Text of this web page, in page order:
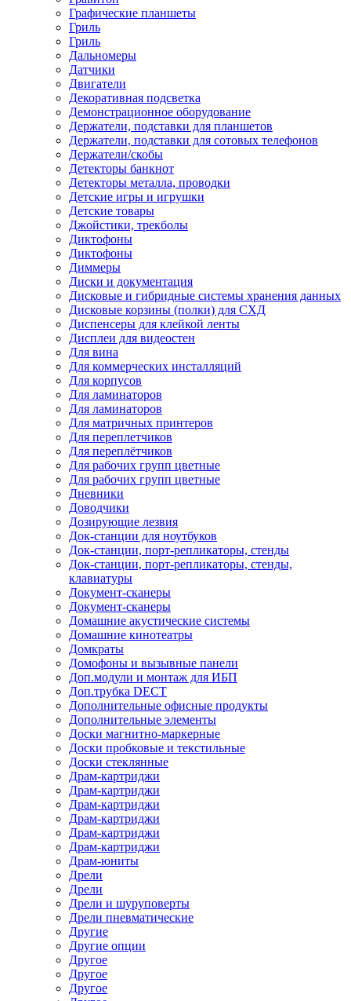
Графические планшеты
Гриль
Гриль
Дальномеры
Датчики
Двигатели
Декоративная подсветка
Демонстрационное оборудование
Держатели, подставки для планшетов
Держатели, подставки для сотовых телефонов
Держатели/скобы
Детекторы банкнот
Детекторы металла, проводки
Детские игры и игрушки
Детские товары
Джойстики, трекболы
Диктофоны
Диктофоны
Диммеры
Диски и документация
Дисковые и гибридные системы хранения данных
Дисковые корзины (полки) для СХД
Диспенсеры для клейкой ленты
Дисплеи для видеостен
Для вина
Для коммерческих инсталляций
Для корпусов
Для ламинаторов
Для ламинаторов
Для матричных принтеров
Для переплетчиков
Для переплётчиков
Для рабочих групп цветные
Для рабочих групп цветные
Дневники
Доводчики
Дозирующие лезвия
Док-станции для ноутбуков
Док-станции, порт-репликаторы, стенды
Док-станции, порт-репликаторы, стенды,
клавиатуры
Документ-сканеры
Документ-сканеры
Домашние акустические системы
Домашние кинотеатры
Домкраты
Домофоны и вызывные панели
Доп.модули и монтаж для ИБП
Доп.трубка DECT
Дополнительные офисные продукты
Дополнительные элементы
Доски магнитно-маркерные
Доски пробковые и текстильные
Доски стеклянные
Драм-картриджи
Драм-картриджи
Драм-картриджи
Драм-картриджи
Драм-картриджи
Драм-картриджи
Драм-юниты
Дрели
Дрели
Дрели и шуруповерты
Дрели пневматические
Другие
Другие опции
Другое
Другое
Другое